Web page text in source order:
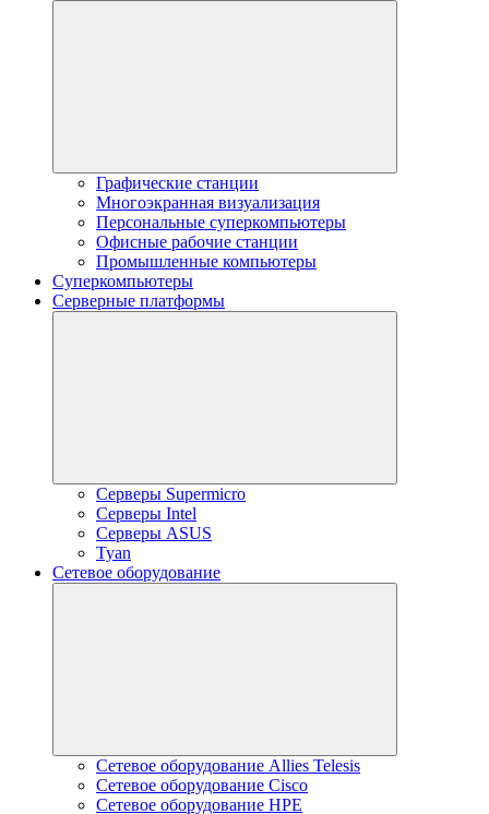
Графические станции
Многоэкранная визуализация
Персональные суперкомпьютеры
Офисные рабочие станции
Промышленные компьютеры
Суперкомпьютеры
Серверные платформы
Серверы Supermicro
Серверы Intel
Серверы ASUS
Tyan
Сетевое оборудование
Сетевое оборудование Allies Telesis
Сетевое оборудование Cisco
Сетевое оборудование HPE